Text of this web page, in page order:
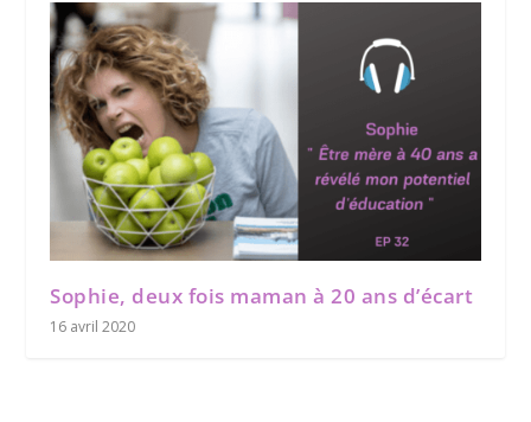
Sophie, deux fois maman à 20 ans d’écart
16 avril 2020